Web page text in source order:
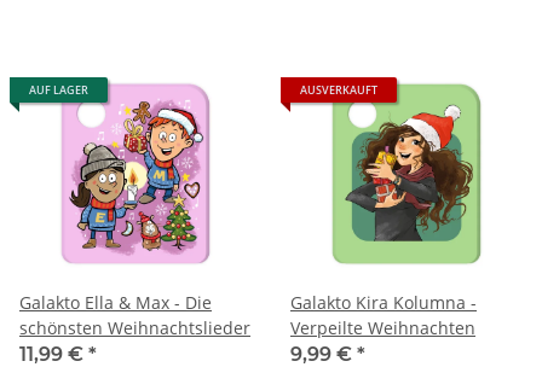
AUF LAGER
Galakto Ella & Max - Die
schönsten Weihnachtslieder
11,99 € *
AUSVERKAUFT
Galakto Kira Kolumna -
Verpeilte Weihnachten
9,99 € *